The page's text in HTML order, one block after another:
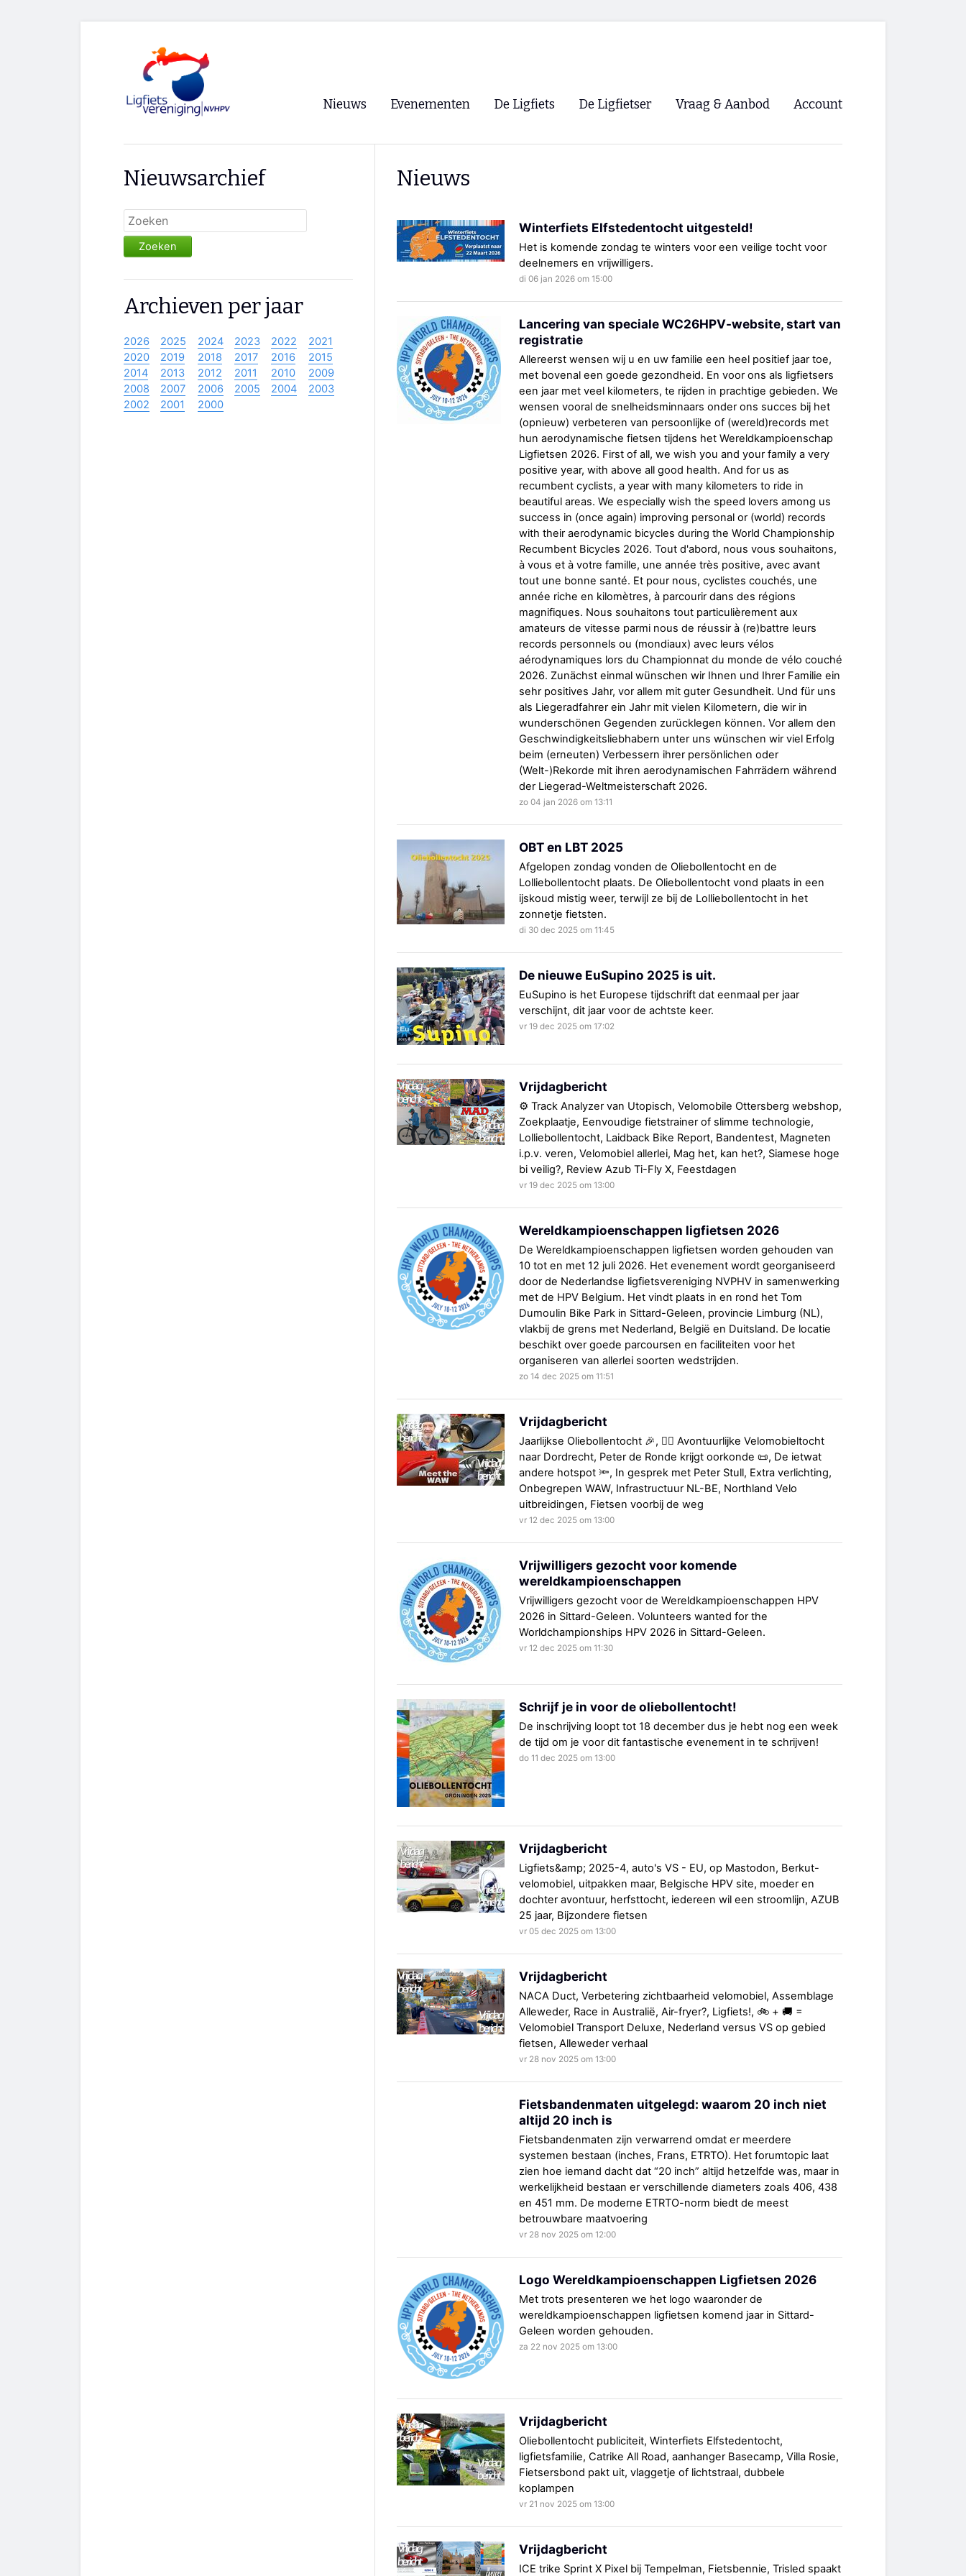
Nieuws Evenementen
Paastreffen
De Ligfiets De Ligfietser
Lokale Fietsverenigingen
EHPVA & EuSupino 🡺
Vraag & Aanbod Account
Nieuws
Winterfiets Elfstedentocht uitgesteld!
Het is komende zondag te winters voor een veilige tocht voor
deelnemers en vrijwilligers.
di 06 jan 2026 om 15:00
Lancering van speciale WC26HPV-website, start van
registratie
Allereerst wensen wij u en uw familie een heel positief jaar toe,
met bovenal een goede gezondheid. En voor ons als ligfietsers
een jaar met veel kilometers, te rijden in prachtige gebieden. We
wensen vooral de snelheidsminnaars onder ons succes bij het
(opnieuw) verbeteren van persoonlijke of (wereld)records met
hun aerodynamische fietsen tijdens het Wereldkampioenschap
Ligfietsen 2026. First of all, we wish you and your family a very
positive year, with above all good health. And for us as
recumbent cyclists, a year with many kilometers to ride in
beautiful areas. We especially wish the speed lovers among us
success in (once again) improving personal or (world) records
with their aerodynamic bicycles during the World Championship
Recumbent Bicycles 2026. Tout d'abord, nous vous souhaitons,
à vous et à votre famille, une année très positive, avec avant
tout une bonne santé. Et pour nous, cyclistes couchés, une
année riche en kilomètres, à parcourir dans des régions
magnifiques. Nous souhaitons tout particulièrement aux
amateurs de vitesse parmi nous de réussir à (re)battre leurs
records personnels ou (mondiaux) avec leurs vélos
aérodynamiques lors du Championnat du monde de vélo couché
2026. Zunächst einmal wünschen wir Ihnen und Ihrer Familie ein
sehr positives Jahr, vor allem mit guter Gesundheit. Und für uns
als Liegeradfahrer ein Jahr mit vielen Kilometern, die wir in
wunderschönen Gegenden zurücklegen können. Vor allem den
Geschwindigkeitsliebhabern unter uns wünschen wir viel Erfolg
beim (erneuten) Verbessern ihrer persönlichen oder
(Welt-)Rekorde mit ihren aerodynamischen Fahrrädern während
der Liegerad-Weltmeisterschaft 2026.
zo 04 jan 2026 om 13:11
OBT en LBT 2025
Afgelopen zondag vonden de Oliebollentocht en de
Lolliebollentocht plaats. De Oliebollentocht vond plaats in een
ijskoud mistig weer, terwijl ze bij de Lolliebollentocht in het
zonnetje fietsten.
di 30 dec 2025 om 11:45
De nieuwe EuSupino 2025 is uit.
EuSupino is het Europese tijdschrift dat eenmaal per jaar
verschijnt, dit jaar voor de achtste keer.
vr 19 dec 2025 om 17:02
Vrijdagbericht
⚙️ Track Analyzer van Utopisch, Velomobile Ottersberg webshop,
Zoekplaatje, Eenvoudige fietstrainer of slimme technologie,
Lolliebollentocht, Laidback Bike Report, Bandentest, Magneten
i.p.v. veren, Velomobiel allerlei, Mag het, kan het?, Siamese hoge
bi veilig?, Review Azub Ti-Fly X, Feestdagen
vr 19 dec 2025 om 13:00
Wereldkampioenschappen ligfietsen 2026
De Wereldkampioenschappen ligfietsen worden gehouden van
10 tot en met 12 juli 2026. Het evenement wordt georganiseerd
door de Nederlandse ligfietsvereniging NVPHV in samenwerking
met de HPV Belgium. Het vindt plaats in en rond het Tom
Dumoulin Bike Park in Sittard-Geleen, provincie Limburg (NL),
vlakbij de grens met Nederland, België en Duitsland. De locatie
beschikt over goede parcoursen en faciliteiten voor het
organiseren van allerlei soorten wedstrijden.
zo 14 dec 2025 om 11:51
Vrijdagbericht
Jaarlijkse Oliebollentocht 🎉, 🚴‍♀️ Avontuurlijke Velomobieltocht
naar Dordrecht, Peter de Ronde krijgt oorkonde 📜, De ietwat
andere hotspot 🔦, In gesprek met Peter Stull, Extra verlichting,
Onbegrepen WAW, Infrastructuur NL-BE, Northland Velo
uitbreidingen, Fietsen voorbij de weg
vr 12 dec 2025 om 13:00
Vrijwilligers gezocht voor komende
wereldkampioenschappen
Vrijwilligers gezocht voor de Wereldkampioenschappen HPV
2026 in Sittard-Geleen. Volunteers wanted for the
Worldchampionships HPV 2026 in Sittard-Geleen.
vr 12 dec 2025 om 11:30
Schrijf je in voor de oliebollentocht!
De inschrijving loopt tot 18 december dus je hebt nog een week
de tijd om je voor dit fantastische evenement in te schrijven!
do 11 dec 2025 om 13:00
Vrijdagbericht
Ligfiets&amp; 2025-4, auto's VS - EU, op Mastodon, Berkut-
velomobiel, uitpakken maar, Belgische HPV site, moeder en
dochter avontuur, herfsttocht, iedereen wil een stroomlijn, AZUB
25 jaar, Bijzondere fietsen
vr 05 dec 2025 om 13:00
Vrijdagbericht
NACA Duct, Verbetering zichtbaarheid velomobiel, Assemblage
Alleweder, Race in Australië, Air-fryer?, Ligfiets!, 🚲 + 🚚 =
Velomobiel Transport Deluxe, Nederland versus VS op gebied
fietsen, Alleweder verhaal
vr 28 nov 2025 om 13:00
Fietsbandenmaten uitgelegd: waarom 20 inch niet
altijd 20 inch is
Fietsbandenmaten zijn verwarrend omdat er meerdere
systemen bestaan (inches, Frans, ETRTO). Het forumtopic laat
zien hoe iemand dacht dat “20 inch” altijd hetzelfde was, maar in
werkelijkheid bestaan er verschillende diameters zoals 406, 438
en 451 mm. De moderne ETRTO-norm biedt de meest
betrouwbare maatvoering
vr 28 nov 2025 om 12:00
Logo Wereldkampioenschappen Ligfietsen 2026
Met trots presenteren we het logo waaronder de
wereldkampioenschappen ligfietsen komend jaar in Sittard-
Geleen worden gehouden.
za 22 nov 2025 om 13:00
Vrijdagbericht
Oliebollentocht publiciteit, Winterfiets Elfstedentocht,
ligfietsfamilie, Catrike All Road, aanhanger Basecamp, Villa Rosie,
Fietsersbond pakt uit, vlaggetje of lichtstraal, dubbele
koplampen
vr 21 nov 2025 om 13:00
Vrijdagbericht
ICE trike Sprint X Pixel bij Tempelman, Fietsbennie, Trisled spaakt
Nieuwsarchief
Zoeken
Archieven per jaar
2026 2025 2024 2023 2022
2021
2020
2019 2018 2017 2016
2015
2014
2013 2012 2011 2010
2009
2008
2007 2006 2005 2004
2003
2002
2001 2000